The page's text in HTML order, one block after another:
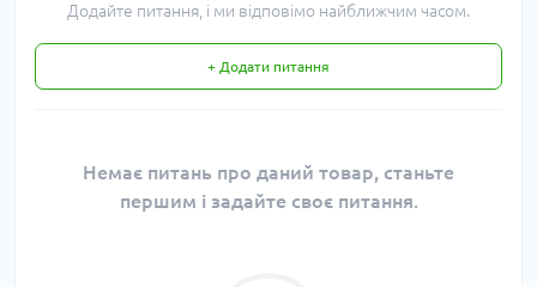
Додайте питання, і ми відповімо найближчим часом.
+ Додати питання
Немає питань про даний товар, станьте
першим і задайте своє питання.